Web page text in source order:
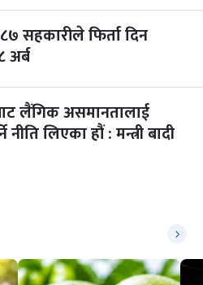
सहकारीले फिर्ता दिन
लैंगिक असमानतालाई
नीति लिएका हौं : मन्त्री बादी